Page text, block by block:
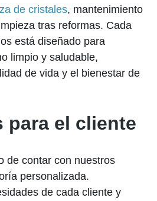
de cristales, mantenimiento
tras reformas. Cada
está diseñado para
limpio y saludable,
de vida y el bienestar de
para el cliente
de contar con nuestros
personalizada.
de cada cliente y